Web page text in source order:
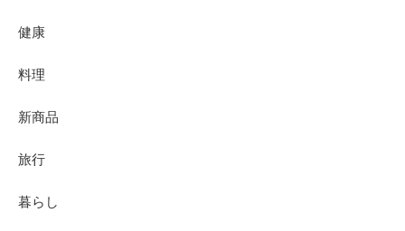
健康
料理
新商品
旅行
暮らし